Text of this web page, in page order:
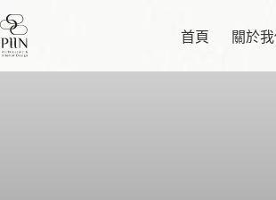
跳
至
主
要
首頁 關於我